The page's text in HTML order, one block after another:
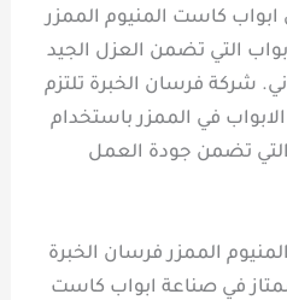
ابواب كاست المنيوم الممزر
التي تضمن العزل الجيد
شركة فرسان الخبرة تلتزم
في الممزر باستخدام
التي تضمن جودة العمل
الممزر فرسان الخبرة
في صناعة ابواب كاست